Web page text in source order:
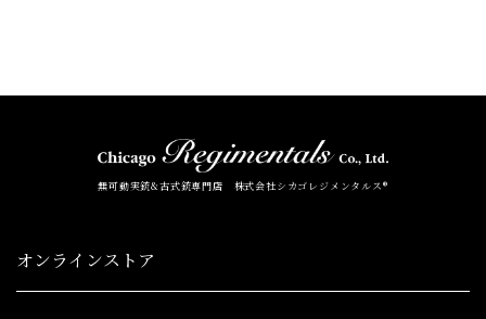
無可動実銃&古式銃専門店 株式会社シカゴレジメンタルス®
オンラインストア